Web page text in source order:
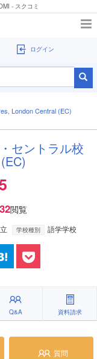
- スクコミ
ログイン
London Central (EC)
セントラル校
閲覧
学校種別 語学学校
Q&A 資料請求
質問